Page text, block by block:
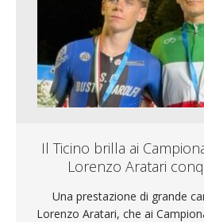
Il Ticino brilla ai
Lorenzo Aratari
Una prestazione di grande
Lorenzo Aratari, che ai